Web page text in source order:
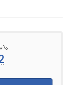
。